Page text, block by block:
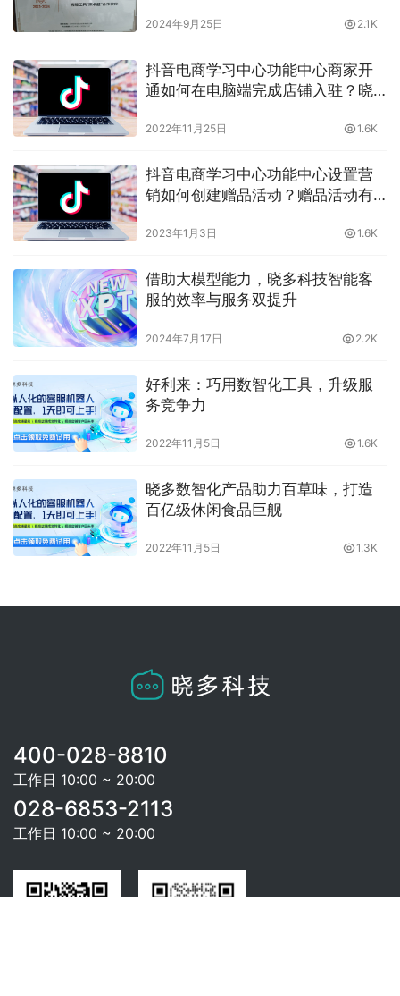
2024年9月25日 2.1K
抖音电商学习中心功能中心商家开
通如何在电脑端完成店铺入驻？晓
2022年11月25日 1.6K
抖音电商学习中心功能中心设置营
销如何创建赠品活动？赠品活动有
2023年1月3日 1.6K
借助大模型能力，晓多科技智能客
服的效率与服务双提升
2024年7月17日 2.2K
好利来：巧用数智化工具，升级服
务竞争力
2022年11月5日 1.6K
晓多数智化产品助力百草味，打造
百亿级休闲食品巨舰
2022年11月5日 1.3K
400-028-8810
工作日 10:00 ~ 20:00
028-6853-2113
工作日 10:00 ~ 20:00